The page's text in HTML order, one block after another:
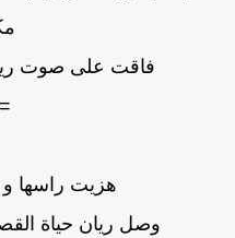
فاقت على صوت
=
هزيت راسها و
وصل ريان حياة